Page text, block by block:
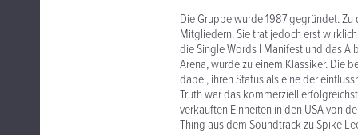
Die Gruppe wurde 1987 gegründet.
Mitgliedern. Sie trat jedoch erst
die Single Words I Manifest und das
Arena, wurde zu einem Klassiker. Die
dabei, ihren Status als eine der
Truth war das kommerziell
verkauften Einheiten in den USA von
Thing aus dem Soundtrack zu Spike